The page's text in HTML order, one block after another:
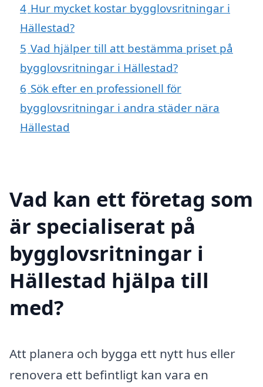
4 Hur mycket kostar bygglovsritningar i
Hällestad?
5 Vad hjälper till att bestämma priset på
bygglovsritningar i Hällestad?
6 Sök efter en professionell för
bygglovsritningar i andra städer nära
Hällestad
Vad kan ett företag som
är specialiserat på
bygglovsritningar i
Hällestad hjälpa till
med?
Att planera och bygga ett nytt hus eller
renovera ett befintligt kan vara en